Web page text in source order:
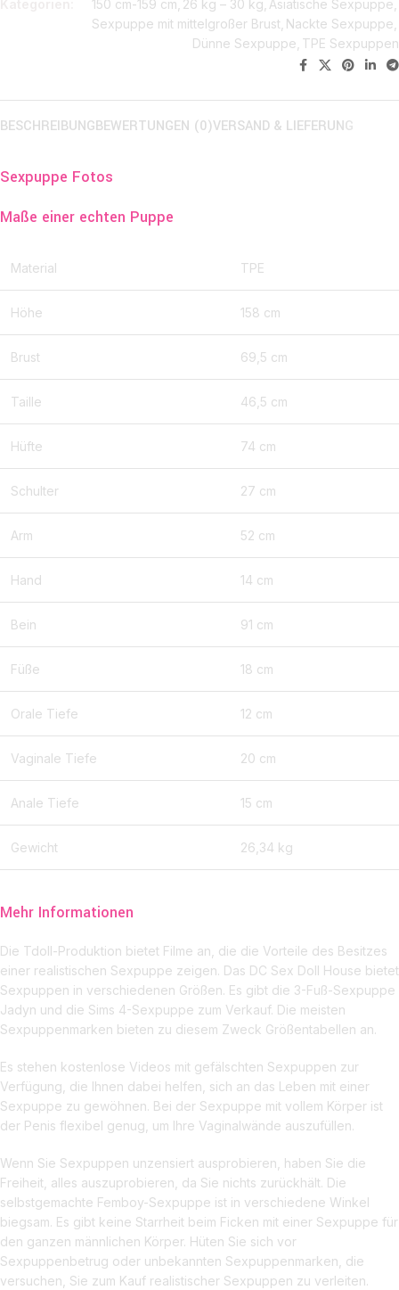
150 cm-159 cm, 26 kg – 30 kg,Asiatische Sexpuppe,
Sexpuppe mit mittelgroßer Brust, Nackte Sexpuppe,
Dünne Sexpuppe, TPE Sexpuppen
BESCHREIBUNGBEWERTUNGEN (0)VERSAND & LIEFERUNG
Sexpuppe Fotos
Maße einer echten Puppe
Material TPE
Höhe 158 cm
Brust 69,5 cm
Taille 46,5 cm
Hüfte 74 cm
Schulter 27 cm
Arm 52 cm
Hand 14 cm
Bein 91 cm
Füße 18 cm
Orale Tiefe 12 cm
Vaginale Tiefe 20 cm
Anale Tiefe 15 cm
Gewicht 26,34 kg
Mehr Informationen
Die Tdoll-Produktion bietet Filme an, die die Vorteile des Besitzes
einer realistischen Sexpuppe zeigen. Das DC Sex Doll House bietet
Sexpuppen in verschiedenen Größen. Es gibt die 3-Fuß-Sexpuppe
Jadyn und die Sims 4-Sexpuppe zum Verkauf. Die meisten
Sexpuppenmarken bieten zu diesem Zweck Größentabellen an.
Es stehen kostenlose Videos mit gefälschten Sexpuppen zur
Verfügung, die Ihnen dabei helfen, sich an das Leben mit einer
Sexpuppe zu gewöhnen. Bei der Sexpuppe mit vollem Körper ist
der Penis flexibel genug, um Ihre Vaginalwände auszufüllen.
Wenn Sie Sexpuppen unzensiert ausprobieren, haben Sie die
Freiheit, alles auszuprobieren, da Sie nichts zurückhält. Die
selbstgemachte Femboy-Sexpuppe ist in verschiedene Winkel
biegsam. Es gibt keine Starrheit beim Ficken mit einer Sexpuppe für
den ganzen männlichen Körper. Hüten Sie sich vor
Sexpuppenbetrug oder unbekannten Sexpuppenmarken, die
versuchen, Sie zum Kauf realistischer Sexpuppen zu verleiten.